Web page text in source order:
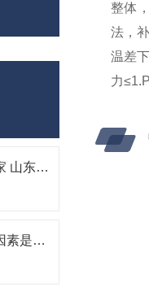
枣庄聚氨酯保温管生产厂家 山东枣庄保温管报价
保温管材料的性能与那些因素是息息相关的
整体
法，
温差
力